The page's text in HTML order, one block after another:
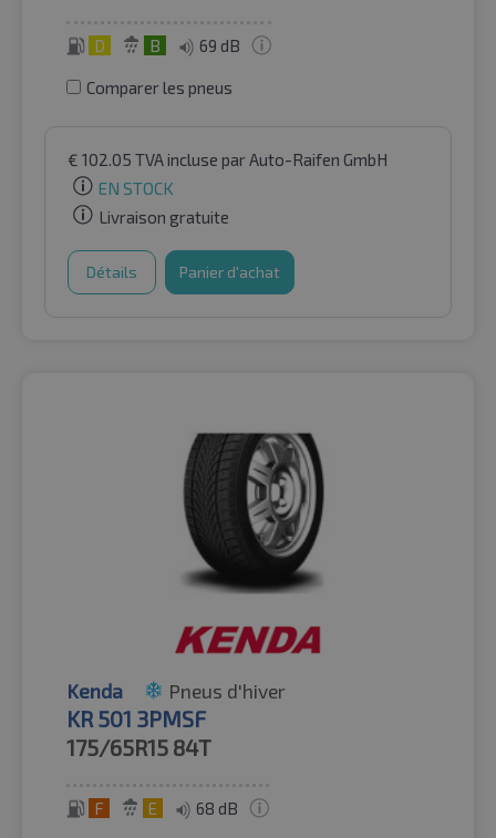
D B 69 dB
Comparer les pneus
€ 102.05 TVA incluse par Auto-Raifen GmbH
EN STOCK
Livraison gratuite
Détails Panier d'achat
Kenda Pneus d'hiver
KR 501 3PMSF
175/65R15 84T
F E 68 dB